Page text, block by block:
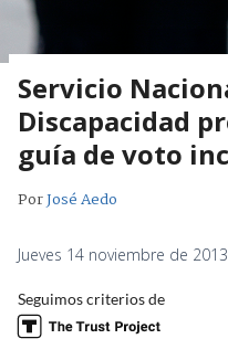
Servicio
Discapacidad
guía de voto
PorJosé Aedo
Jueves 14 noviembre de
Seguimos criterios de